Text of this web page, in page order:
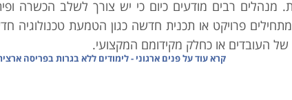
מנהלים רבים מודעים כיום כי יש צורך לשלב הכשרה
פרויקט או תכנית חדשה כגון הטמעת טכנולוגיה
של העובדים או כחלק מקידומם המקצועי.
ארגונים חייבים לשים לב לשינויים הטכנולוגיים
קרא עוד עלפנים ארגוני - לימודים ללא בגרות בפריסה